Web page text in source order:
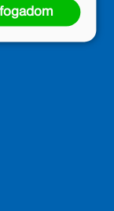
olvasni
a